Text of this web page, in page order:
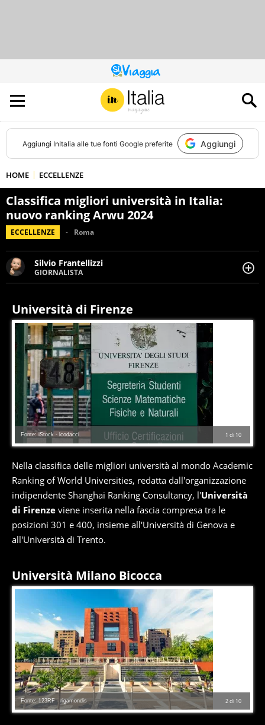
QUESTO
SITO
CONTRIBUISCE
ALL’AUDIENCE
DI
Aggiungi InItalia alle tue fonti Google preferite Aggiungi
HOME ECCELLENZE
Classifica migliori università in Italia:
nuovo ranking Arwu 2024
ECCELLENZE Roma
Silvio Frantellizzi
GIORNALISTA
Giornalista pubblicista. Da oltre dieci anni si occupa di
cronaca, motori, spettacolo e videogame.
Università di Firenze
1 di 10
Fonte: iStock - lcodacci
Nella classifica delle migliori università al mondo Academic
Ranking of World Universities, redatta dall'organizzazione
indipendente Shanghai Ranking Consultancy, l'Università
di Firenze viene inserita nella fascia compresa tra le
posizioni 301 e 400, insieme all'Università di Genova e
all'Università di Trento.
Università Milano Bicocca
2di 10
Fonte: 123RF - rigamondis